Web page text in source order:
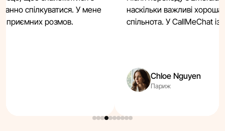
спілкуватися. У мене
приємних розмов.
наскільки важливі
спільнота. У CallMeChat
Chloe Nguyen
Париж